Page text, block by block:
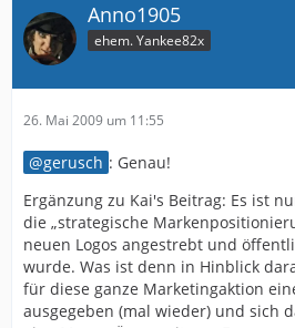
Anno1905
ehem. Yankee82x
26. Mai 2009 um 11:55
gerusch : Genau!
Ergänzung zu Kai's Beitrag: Es ist
die „strategische
neuen Logos angestrebt und
wurde. Was ist denn in Hinblick
für diese ganze Marketingaktion
ausgegeben (mal wieder) und sich